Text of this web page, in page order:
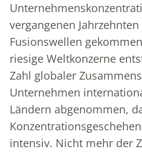
vergangenen
Fusionswellen
riesige Weltkonzerne
Zahl globaler
Unternehmen
Ländern abgenommen,
intensiv. Nicht mehr der